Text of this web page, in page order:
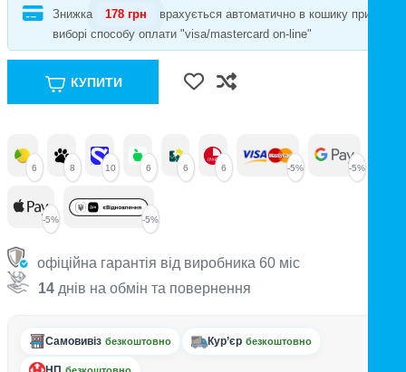
Знижка 178 грн
врахується автоматично в кошику при
виборі способу оплати "visa/mastercard on-line"
КУПИТИ
6 8 10 6 6 6 -5% -5%
-5% -5%
офіційна гарантія від виробника 60 міс
14 днів на обмін та повернення
Самовивіз безкоштовно Кур’єр безкоштовно